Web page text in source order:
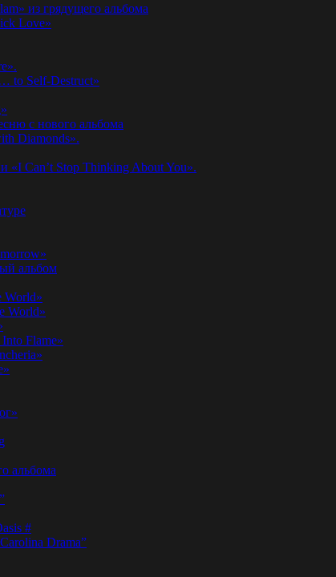
из грядущего альбома
Love»
to Self-Destruct»
с нового альбома
Diamonds».
«I Can’t Stop Thinking About You».
альбом
World»
World»
Flame»
альбома
#
Drama”